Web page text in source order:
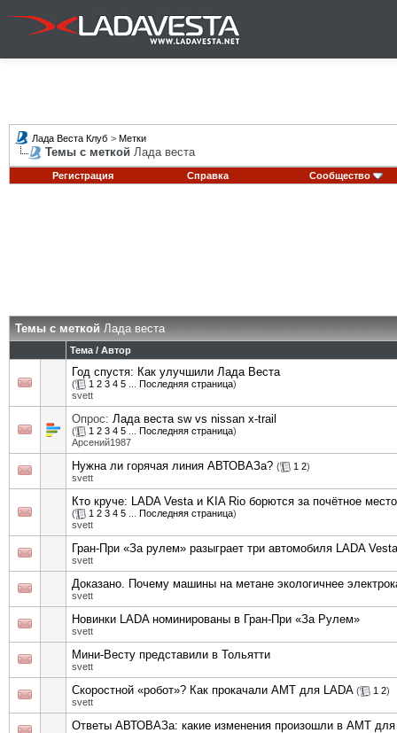
Лада Веста Клуб > Метки
Темы с меткой Лада веста
Регистрация Справка Сообщество
Темы с меткойЛада веста
Тема / Автор
Год спустя: Как улучшили Лада Веста
( 1 2 3 4 5 Последняя страница)
svett
Опрос: Лада веста sw vs nissan x-trail
( 1 2 3 4 5 Последняя страница)
Арсений1987
Нужна ли горячая линия АВТОВАЗа? ( 1 2)
svett
Кто круче: LADA Vesta и KIA Rio борются за почётное место
( 1 2 3 4 5 Последняя страница)
svett
Гран-При «За рулем» разыграет три автомобиля LADA Vesta
svett
Доказано. Почему машины на метане экологичнее
svett
Новинки LADA номинированы в Гран-При «За Рулем»
svett
Мини-Весту представили в Тольятти
svett
Скоростной «робот»? Как прокачали АМТ для LADA ( 1 2)
svett
Ответы АВТОВАЗа: какие изменения произошли в АМТ для